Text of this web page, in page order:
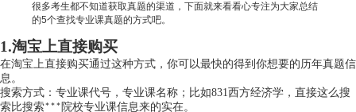
很多考生都不知道获取真题的渠道，下面就来看看心专注为大家总结
的5个查找专业课真题的方式吧。
1.淘宝上直接购买
在淘宝上直接购买通过这种方式，你可以最快的得到你想要的历年真题信
息。
搜索方式：专业课代号，专业课名称；比如831西方经济学，直接这么搜
索比搜索*** 院校专业课信息来的实在。